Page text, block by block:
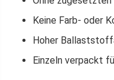
Keine Farb- oder
Hoher
Einzeln verpackt